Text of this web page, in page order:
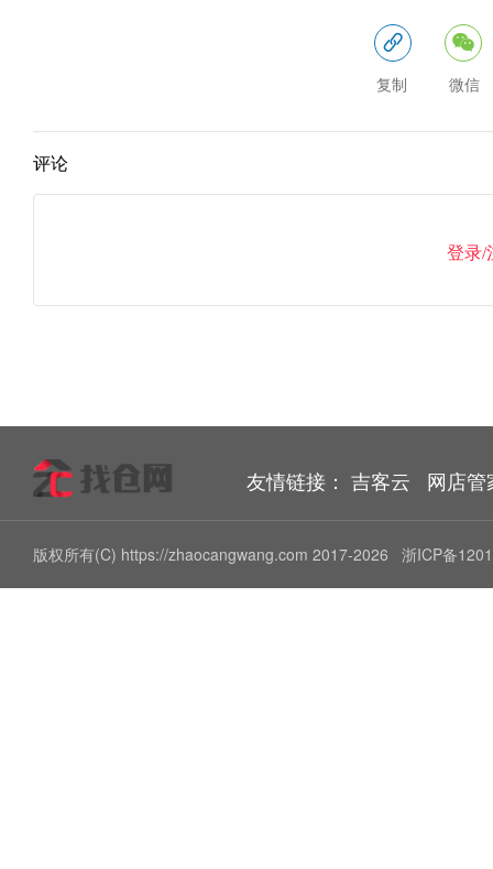
复制 微信
评论
登录/
友情链接： 吉客云 网店管
版权所有(C) https://zhaocangwang.com 2017-2026 浙ICP备